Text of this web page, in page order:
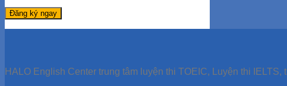
HALO English Center trung tâm luyện thi TOEIC, Luyện thi